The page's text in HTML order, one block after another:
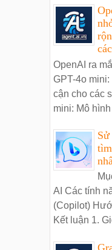
OpenAI ra
GPT-4o
cận cho các
mini: Mô
AI Các tính
(Copilot)
Kết luận 1.